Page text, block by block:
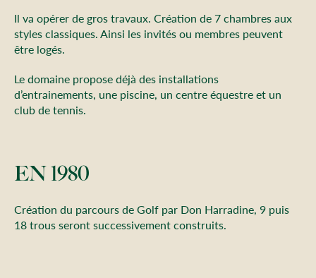
Il va opérer de gros travaux. Création de 7 chambres aux
styles classiques. Ainsi les invités ou membres peuvent
être logés.
Le domaine propose déjà des installations
d’entrainements, une piscine, un centre équestre et un
club de tennis.
EN 1980
Création du parcours de Golf par Don Harradine, 9 puis
18 trous seront successivement construits.